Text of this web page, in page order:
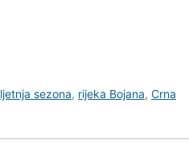
ljetnja sezona, rijeka Bojana, Crna